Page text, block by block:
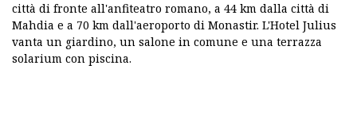
città di fronte all'anfiteatro romano, a 44 km dalla città di
Mahdia e a 70 km dall'aeroporto di Monastir. L'Hotel Julius
vanta un giardino, un salone in comune e una terrazza
solarium con piscina.